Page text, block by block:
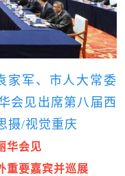
家军、市人大常委
会见出席第八届西
摄/视觉重庆
华会见
重要嘉宾并巡展